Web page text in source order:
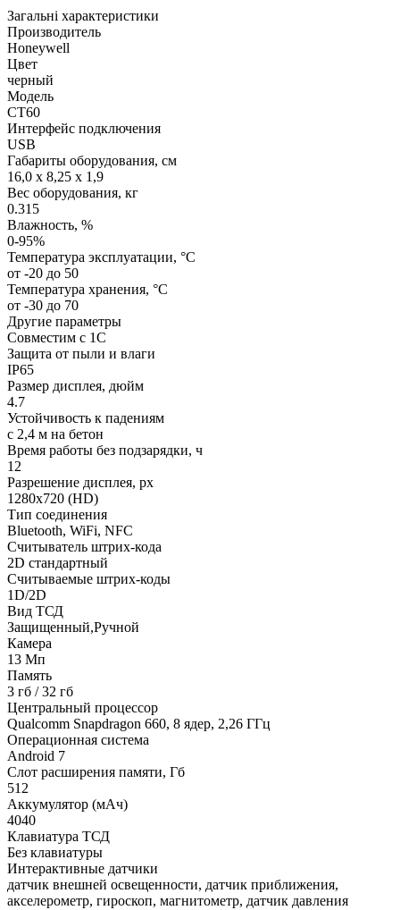
Загальні характеристики
Производитель
Honeywell
Цвет
черный
Модель
CT60
Интерфейс подключения
USB
Габариты оборудования, см
16,0 x 8,25 x 1,9
Вес оборудования, кг
0.315
Влажность, %
0-95%
Температура эксплуатации, °C
от -20 до 50
Температура хранения, °C
от -30 до 70
Другие параметры
Совместим с 1С
Защита от пыли и влаги
IP65
Размер дисплея, дюйм
4.7
Устойчивость к падениям
с 2,4 м на бетон
Время работы без подзарядки, ч
12
Разрешение дисплея, px
1280х720 (HD)
Тип соединения
Bluetooth, WiFi, NFС
Считыватель штрих-кода
2D стандартный
Считываемые штрих-коды
1D/2D
Вид ТСД
Защищенный,Ручной
Камера
13 Мп
Память
3 гб / 32 гб
Центральный процессор
Qualcomm Snapdragon 660, 8 ядер, 2,26 ГГц
Операционная система
Android 7
Слот расширения памяти, Гб
512
Аккумулятор (мАч)
4040
Клавиатура ТСД
Без клавиатуры
Интерактивные датчики
датчик внешней освещенности, датчик приближения,
акселерометр, гироскоп, магнитометр, датчик давления